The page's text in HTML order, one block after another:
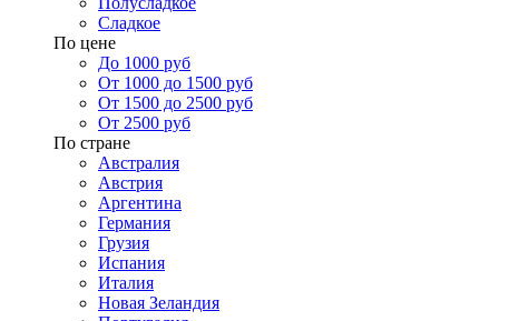
Сладкое
По цене
До 1000 руб
От 1000 до 1500 руб
От 1500 до 2500 руб
От 2500 руб
По стране
Австралия
Австрия
Аргентина
Германия
Грузия
Испания
Италия
Новая Зеландия